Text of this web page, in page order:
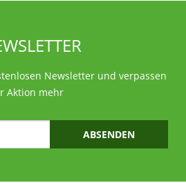
Newsletter und verpassen
Aktion mehr
ABSENDEN